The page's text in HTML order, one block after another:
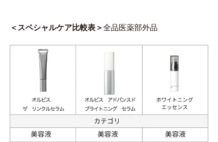
＜スペシャルケア比較表＞全品医薬部外品